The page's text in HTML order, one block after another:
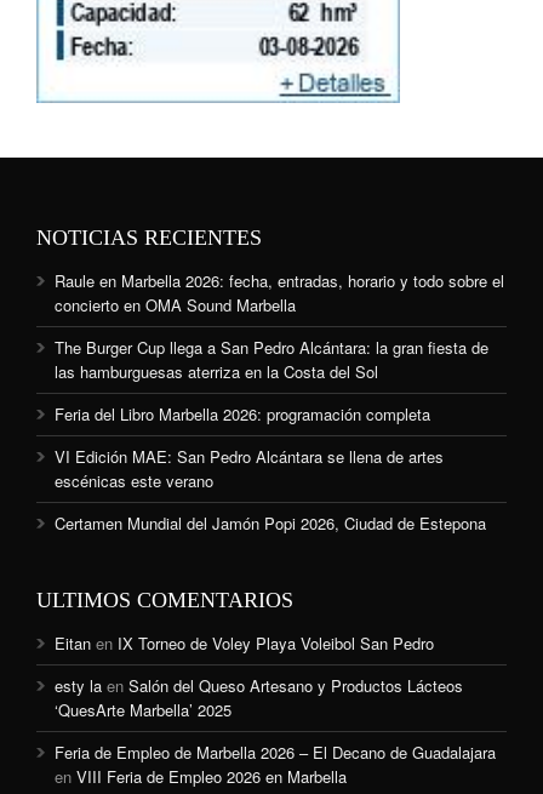
NOTICIAS RECIENTES
Raule en Marbella 2026: fecha, entradas, horario y todo sobre el
concierto en OMA Sound Marbella
The Burger Cup llega a San Pedro Alcántara: la gran fiesta de
las hamburguesas aterriza en la Costa del Sol
Feria del Libro Marbella 2026: programación completa
VI Edición MAE: San Pedro Alcántara se llena de artes
escénicas este verano
Certamen Mundial del Jamón Popi 2026, Ciudad de Estepona
ULTIMOS COMENTARIOS
Eitan en IX Torneo de Voley Playa Voleibol San Pedro
esty la en Salón del Queso Artesano y Productos Lácteos
‘QuesArte Marbella’ 2025
Feria de Empleo de Marbella 2026 – El Decano de Guadalajara
en VIII Feria de Empleo 2026 en Marbella